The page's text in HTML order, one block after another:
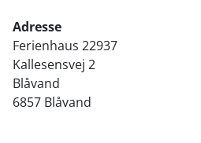
Adresse
Ferienhaus 22937
Kallesensvej 2
Blåvand
6857 Blåvand